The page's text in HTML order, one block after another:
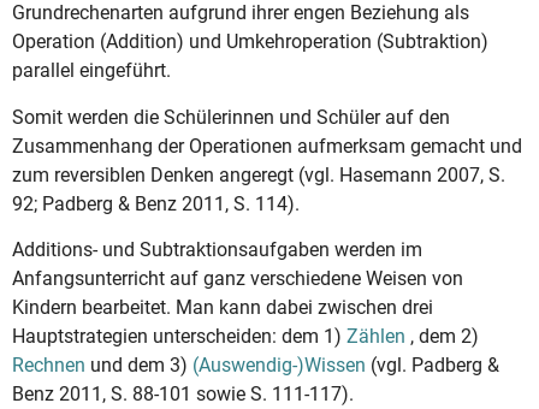
Grundrechenarten aufgrund ihrer engen Beziehung als
Operation (Addition) und Umkehroperation (Subtraktion)
parallel eingeführt.
Somit werden die Schülerinnen und Schüler auf den
Zusammenhang der Operationen aufmerksam gemacht und
zum reversiblen Denken angeregt (vgl. Hasemann 2007, S.
92; Padberg & Benz 2011, S. 114).
Additions- und Subtraktionsaufgaben werden im
Anfangsunterricht auf ganz verschiedene Weisen von
Kindern bearbeitet. Man kann dabei zwischen drei
Hauptstrategien unterscheiden: dem 1) Zählen , dem 2)
Rechnen und dem 3) (Auswendig-)Wissen (vgl. Padberg &
Benz 2011, S. 88-101 sowie S. 111-117).